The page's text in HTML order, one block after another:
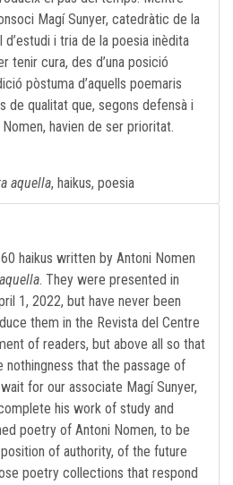
Magí Sunyer, catedràtic de la
d’estudi i tria de la poesia inèdita
tenir cura, des d’una posició
pòstuma d’aquells poemaris
de qualitat que, segons defensà i
havien de ser prioritat.
aquella, haikus, poesia
haikus written by Antoni Nomen
. They were presented in
1, 2022, but have never been
them in the Revista del Centre
of readers, but above all so that
that the passage of
for our associate Magí Sunyer,
his work of study and
poetry of Antoni Nomen, to be
of authority, of the future
poetry collections that respond